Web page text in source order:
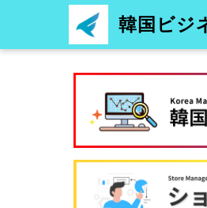
韓国ビジ